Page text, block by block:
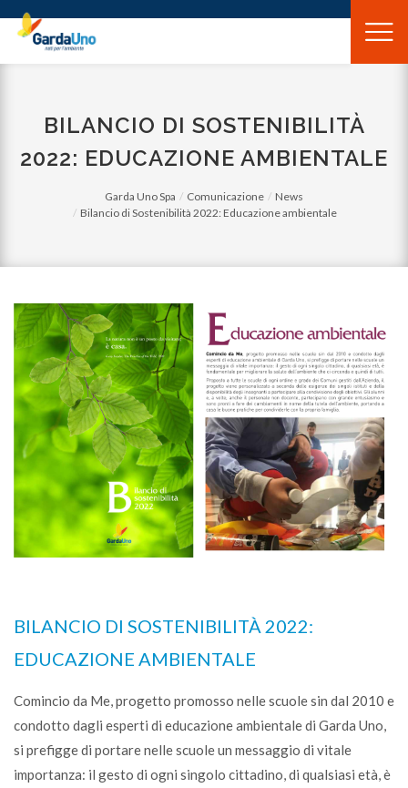
Gardauno
Spa
BILANCIO DI SOSTENIBILITÀ
2022: EDUCAZIONE AMBIENTALE
Garda Uno Spa Comunicazione
News
Bilancio di Sostenibilità 2022: Educazione ambientale
BILANCIO DI SOSTENIBILITÀ 2022:
EDUCAZIONE AMBIENTALE
Comincio da Me, progetto promosso nelle scuole sin dal 2010 e
condotto dagli esperti di educazione ambientale di Garda Uno,
si prefigge di portare nelle scuole un messaggio di vitale
importanza: il gesto di ogni singolo cittadino, di qualsiasi età, è